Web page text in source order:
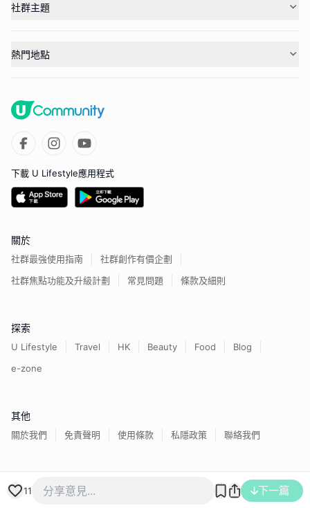
11 下一篇
社群主題
熱門地點
下載 U Lifestyle應用程式
關於
社群最強使用指南
社群創作有價企劃
社群焦點功能及升級計劃
常見問題 條款及細則
探索
U Lifestyle Travel HK Beauty Food
Blog
e-zone
其他
關於我們 免責聲明 使用條款 私隱政策 聯絡我們
香港經濟日報版權所有©